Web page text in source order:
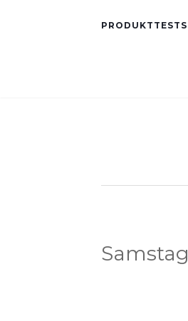
PRODUKTTESTS
Samstag